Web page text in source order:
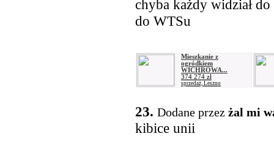
chyba każdy widział
do WTSu
Mieszkanie z
ogródkiem
WICHROWA...
374 274 zł
sprzedaż, Leszno
23. Dodane przez żal mi
kibice unii